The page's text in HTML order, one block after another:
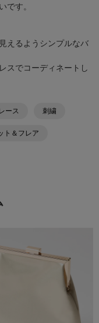
です。
えるようシンプルなバ
スでコーディネートし
レース 刺繍
ト＆フレア